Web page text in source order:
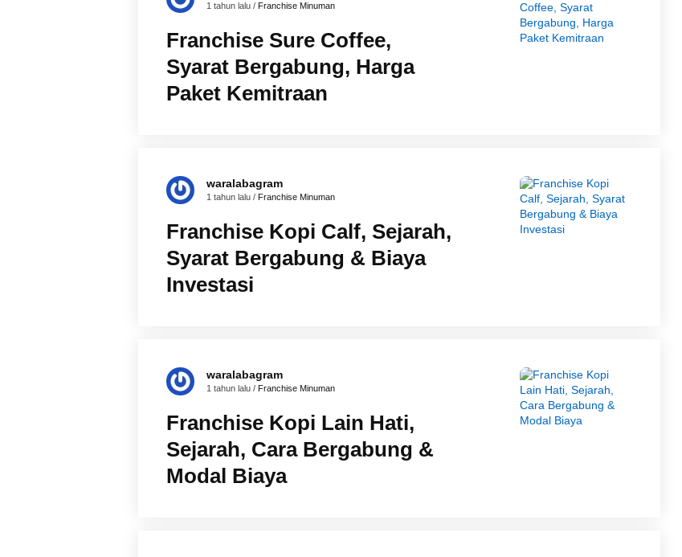
1 tahun lalu / Franchise Minuman
Franchise Sure Coffee,
Syarat Bergabung, Harga
Paket Kemitraan
waralabagram
1 tahun lalu / Franchise Minuman
Franchise Kopi Calf, Sejarah,
Syarat Bergabung & Biaya
Investasi
waralabagram
1 tahun lalu / Franchise Minuman
Franchise Kopi Lain Hati,
Sejarah, Cara Bergabung &
Modal Biaya